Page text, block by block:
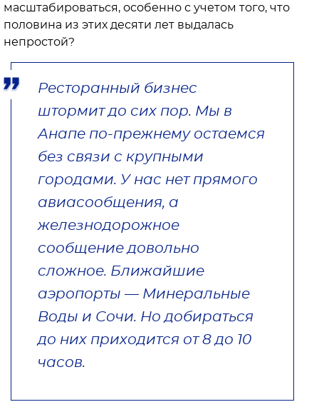
масштабироваться, особенно с учетом того, что
половина из этих десяти лет выдалась
непростой?
Ресторанный бизнес
штормит до сих пор. Мы в
Анапе по-прежнему остаемся
без связи с крупными
городами. У нас нет прямого
авиасообщения, а
железнодорожное
сообщение довольно
сложное. Ближайшие
аэропорты — Минеральные
Воды и Сочи. Но добираться
до них приходится от 8 до 10
часов.